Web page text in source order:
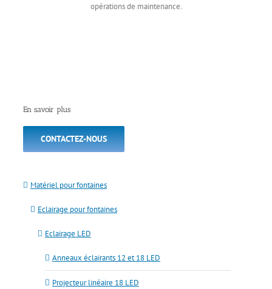
opérations de maintenance.
En savoir plus
CONTACTEZ-NOUS
Matériel pour fontaines
Eclairage pour fontaines
Eclairage LED
Anneaux éclairants 12 et 18 LED
Projecteur linéaire 18 LED